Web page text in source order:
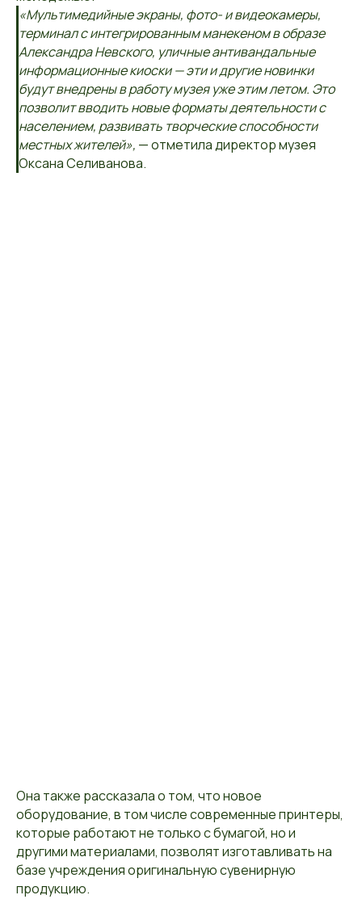
«Мультимедийные экраны, фото- и видеокамеры,
терминал с интегрированным манекеном в образе
Александра Невского, уличные антивандальные
информационные киоски — эти и другие новинки
будут внедрены в работу музея уже этим летом. Это
позволит вводить новые форматы деятельности с
населением, развивать творческие способности
местных жителей», — отметила директор музея
Оксана Селиванова.
Она также рассказала о том, что новое
оборудование, в том числе современные принтеры,
которые работают не только с бумагой, но и
другими материалами, позволят изготавливать на
базе учреждения оригинальную сувенирную
продукцию.